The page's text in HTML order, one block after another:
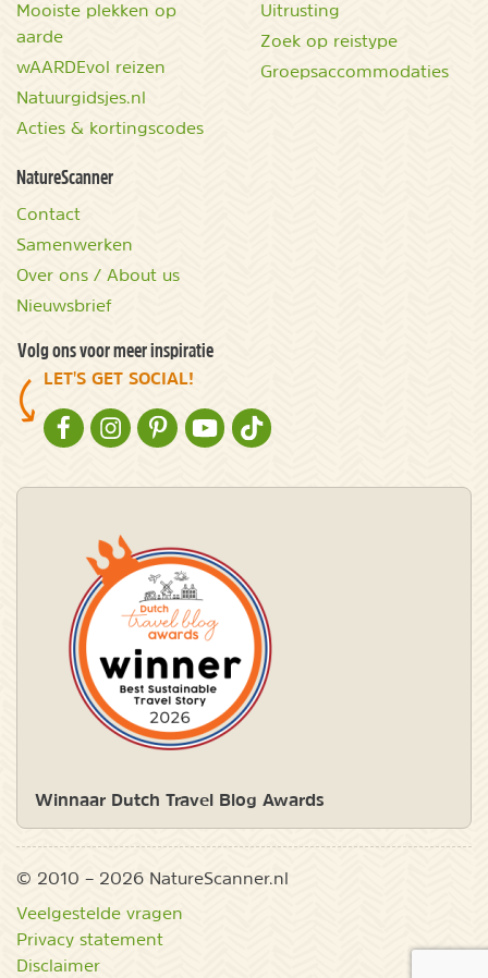
Mooiste plekken op
aarde
wAARDEvol reizen
Natuurgidsjes.nl
Acties & kortingscodes
Uitrusting
Zoek op reistype
Groepsaccommodaties
NatureScanner
Contact
Samenwerken
Over ons / About us
Nieuwsbrief
Volg ons voor meer inspiratie
LET'S GET SOCIAL!
NATURESCANNER OP FACEBOOK
NATURESCANNER OP INSTAGRAM
NATURESCANNER OP PINTEREST
NATURESCANNER OP YOUTUBE
NATURESCANNER OP TIKTOK
Winnaar Dutch Travel Blog Awards
© 2010 – 2026 NatureScanner.nl
Veelgestelde vragen
Privacy statement
Disclaimer